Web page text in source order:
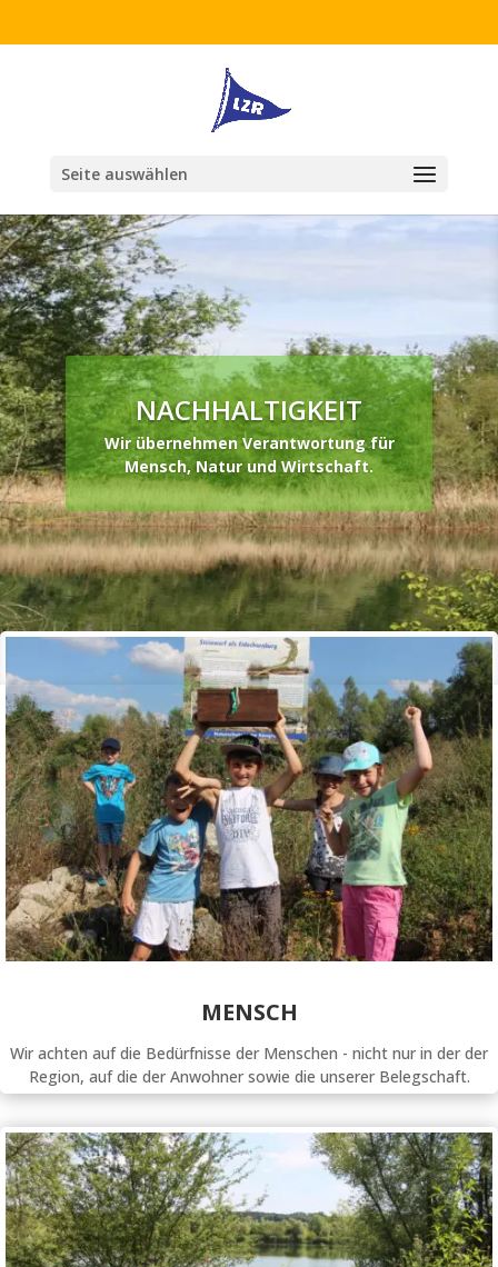
Seite auswählen
NACHHALTIGKEIT
Wir übernehmen Verantwortung für
Mensch, Natur und Wirtschaft.
MENSCH
Wir achten auf die Bedürfnisse der Menschen - nicht nur in der der
Region, auf die der Anwohner sowie die unserer Belegschaft.